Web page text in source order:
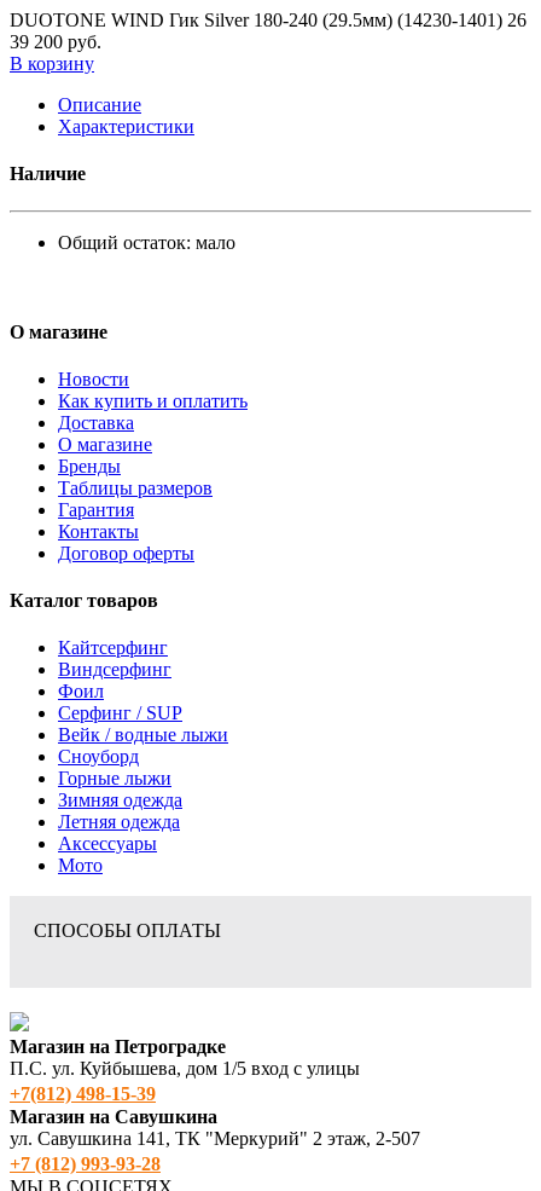
DUOTONE WIND Гик Silver 180-240 (29.5мм) (14230-1401) 26
39 200 руб.
В корзину
Описание
Характеристики
Наличие
Общий остаток: мало
О магазине
Новости
Как купить и оплатить
Доставка
О магазине
Бренды
Таблицы размеров
Гарантия
Контакты
Договор оферты
Каталог товаров
Кайтсерфинг
Виндсерфинг
Фоил
Серфинг / SUP
Вейк / водные лыжи
Сноуборд
Горные лыжи
Зимняя одежда
Летняя одежда
Аксессуары
Мото
СПОСОБЫ ОПЛАТЫ
Магазин на Петроградке
П.С. ул. Куйбышева, дом 1/5 вход с улицы
+7(812) 498‑15-39
Магазин на Савушкина
ул. Савушкина 141, ТК "Меркурий" 2 этаж, 2-507
+7 (812) 993-93-28